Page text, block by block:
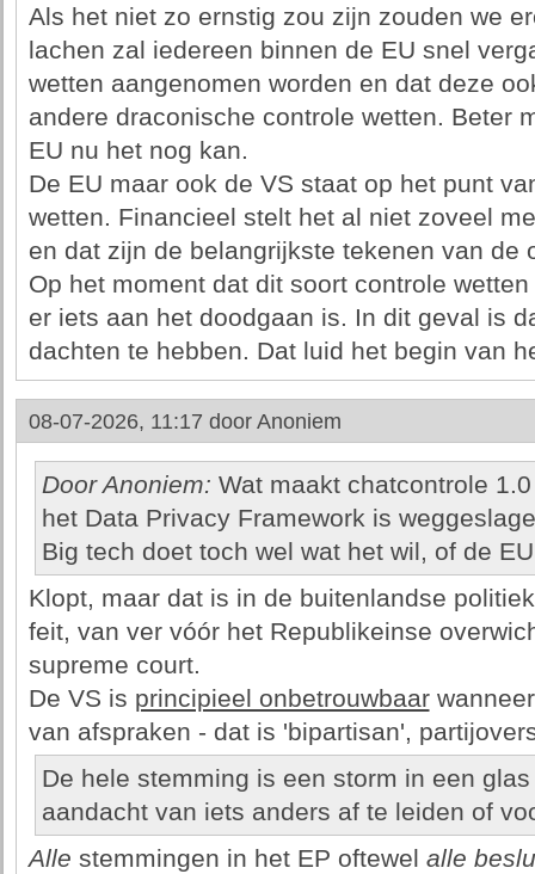
Als het niet zo ernstig zou zijn zouden we
lachen zal iedereen binnen de EU snel
wetten aangenomen worden en dat deze
andere draconische controle wetten. Beter
EU nu het nog kan.
De EU maar ook de VS staat op het punt
wetten. Financieel stelt het al niet zoveel
en dat zijn de belangrijkste tekenen van de
Op het moment dat dit soort controle
er iets aan het doodgaan is. In dit geval is
dachten te hebben. Dat luid het begin van
08-07-2026, 11:17 door Anoniem
Door Anoniem: Wat maakt chatcontrole
het Data Privacy Framework is
Big tech doet toch wel wat het wil, of de
Klopt, maar dat is in de buitenlandse
feit, van ver vóór het Republikeinse
supreme court.
De VS is principieel onbetrouwbaar
van afspraken - dat is 'bipartisan',
De hele stemming is een storm in een
aandacht van iets anders af te leiden of
Alle stemmingen in het EP oftewel alle